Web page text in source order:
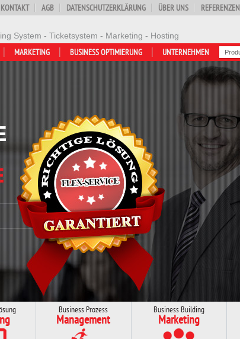
System - Ticketsystem - Marketing - Hosting
KONTAKT AGB DATENSCHUTZERKLÄRUNG ÜBER UNS REFERENZEN
UNTERNEHMEN
BUSINESS OPTIMIERUNG
MARKETING
Business Prozess
Management
Business Building
Marketing